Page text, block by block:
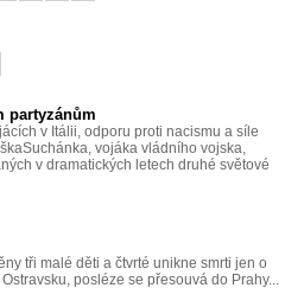
partyzánům
v Itálii, odporu proti nacismu a síle
vojáka vládního vojska,
v dramatických letech druhé světové
tři malé děti a čtvrté unikne smrti jen o
posléze se přesouvá do Prahy...